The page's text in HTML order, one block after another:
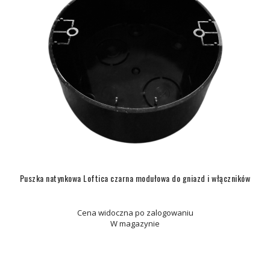
Puszka natynkowa Loftica czarna modułowa do gniazd i włączników
Cena widoczna po zalogowaniu
W magazynie